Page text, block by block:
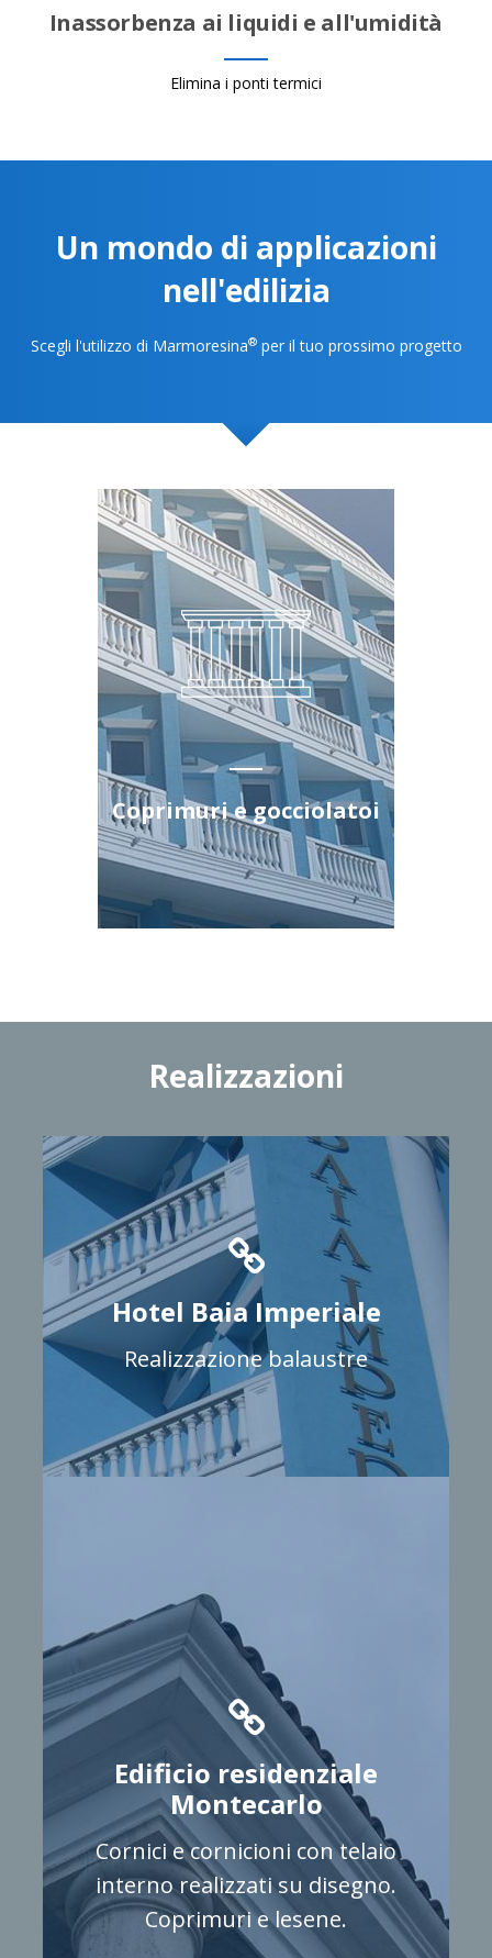
Inassorbenza ai liquidi e all'umidità
Elimina i ponti termici
Un mondo di applicazioni
nell'edilizia
Scegli l'utilizzo di Marmoresina®per il tuo prossimo progetto
Coprimuri e gocciolatoi
Realizzazioni
Hotel Baia Imperiale
Realizzazione balaustre
Edificio residenziale
Montecarlo
Cornici e cornicioni con telaio
interno realizzati su disegno.
Coprimuri e lesene.